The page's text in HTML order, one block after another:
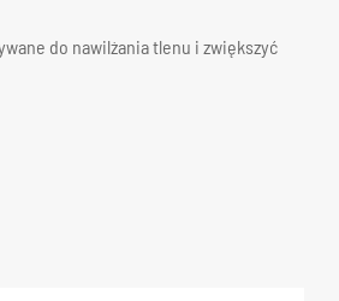
do nawilżania tlenu i zwiększyć